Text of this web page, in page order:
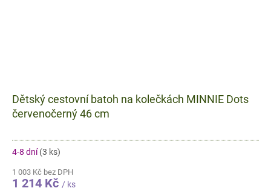
Dětský cestovní batoh na kolečkách MINNIE Dots
červenočerný 46 cm
4-8 dní(3 ks)
1 003 Kč bez DPH
1 214 Kč / ks